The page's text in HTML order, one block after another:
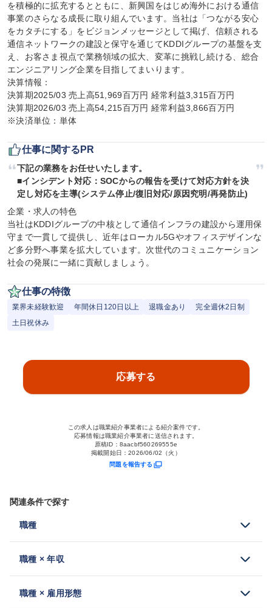
を積極的に拡充するとともに、新興国をはじめ海外における通信
事業のさらなる成長に取り組んでいます。当社は「つながる安心
をカタチにする」をビジョンメッセージとして掲げ、信頼される
通信ネットワークの建設と保守を通じてKDDIグループの基盤を支
え、お客さま視点で業務領域の拡大、変革に挑戦し続ける、総合
エンジニアリング企業を目指してまいります。
決算情報：
決算期2025/03 売上高51,969百万円 経常利益3,315百万円
決算期2026/03 売上高54,215百万円 経常利益3,866百万円
※決済単位：単体
仕事に関するPR
下記の業務をお任せいたします。
■インシデント対応：SOCからの報告を受けて対応方針を決
定し対応を主導(システム停止/復旧対応/原因究明/再発防止)
企業・求人の特色
当社はKDDIグループの中核として通信インフラの建設から運用保
守まで一貫して提供し、近年はローカル5Gやオフィスデザインな
ど多分野へ事業を拡大しています。次世代のコミュニケーション
社会の発展に一緒に貢献しましょう。
仕事の特徴
業界未経験歓迎 年間休日120日以上 退職金あり
完全週休2日制
土日祝休み
応募する
この求人は職業紹介事業者による紹介案件です。
応募情報は職業紹介事業者に送信されます。
原稿ID： 8aacbf560269555e
掲載開始日：2026/06/02（火）
問題を報告する
関連条件で探す
職種
職種 × 年収
職種 × 雇用形態